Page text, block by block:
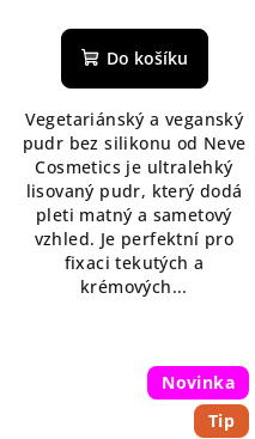
hodnocení
produktu
z
5
hvězdiček.
Do košíku
Vegetariánský a veganský
pudr bez silikonu od Neve
Cosmetics je ultralehký
lisovaný pudr, který dodá
pleti matný a sametový
vzhled. Je perfektní pro
fixaci tekutých a
krémových...
Novinka
Tip